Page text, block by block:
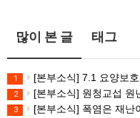
많이 본 글 태그
1 [본부소식] 7.1 요양보
2 [본부소식] 원청교섭 원년. 초기업교섭 돌
3 [본부소식] 폭염은 재난이다!